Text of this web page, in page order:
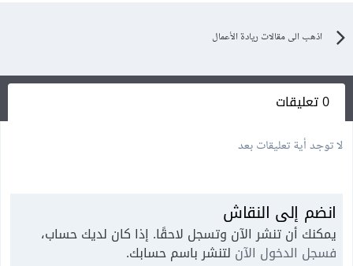
اذهب الى مقالات ريادة الأعمال
0 تعليقات
لا توجد أية تعليقات بعد
انضم إلى النقاش
يمكنك أن تنشر الآن وتسجل لاحقًا. إذا كان لديك حساب،
فسجل الدخول الآن لتنشر باسم حسابك.